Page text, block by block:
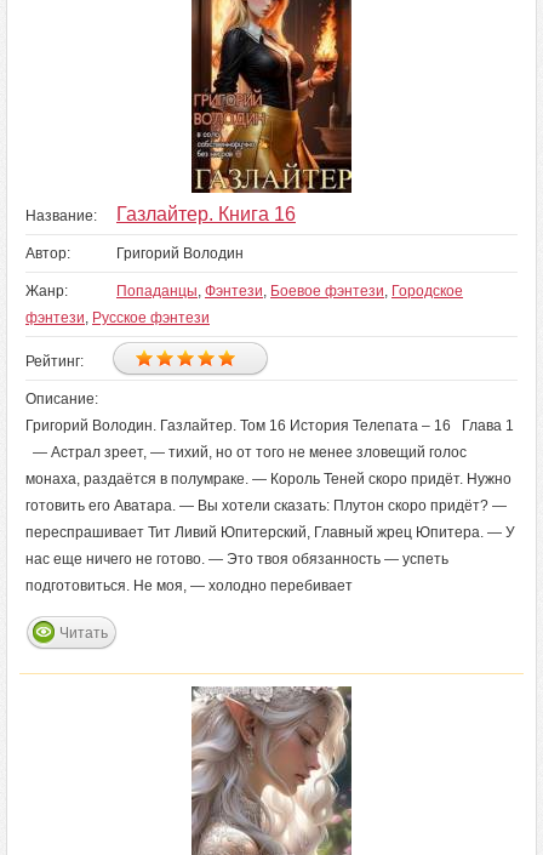
Название: Газлайтер. Книга 16
Автор: Григорий Володин
Жанр: Попаданцы, Фэнтези, Боевое фэнтези, Городское
фэнтези, Русское фэнтези
Рейтинг:
Описание:
Григорий Володин. Газлайтер. Том 16 История Телепата – 16 Глава 1
— Астрал зреет, — тихий, но от того не менее зловещий голос
монаха, раздаётся в полумраке. — Король Теней скоро придёт. Нужно
готовить его Аватара. — Вы хотели сказать: Плутон скоро придёт? —
переспрашивает Тит Ливий Юпитерский, Главный жрец Юпитера. — У
нас еще ничего не готово. — Это твоя обязанность — успеть
подготовиться. Не моя, — холодно перебивает
Читать